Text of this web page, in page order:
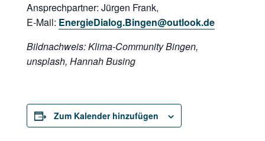
Ansprechpartner: Jürgen Frank,
E-Mail: EnergieDialog.Bingen@outlook.de
Bildnachweis: Klima-Community Bingen,
unsplash, Hannah Busing
Zum Kalender hinzufügen